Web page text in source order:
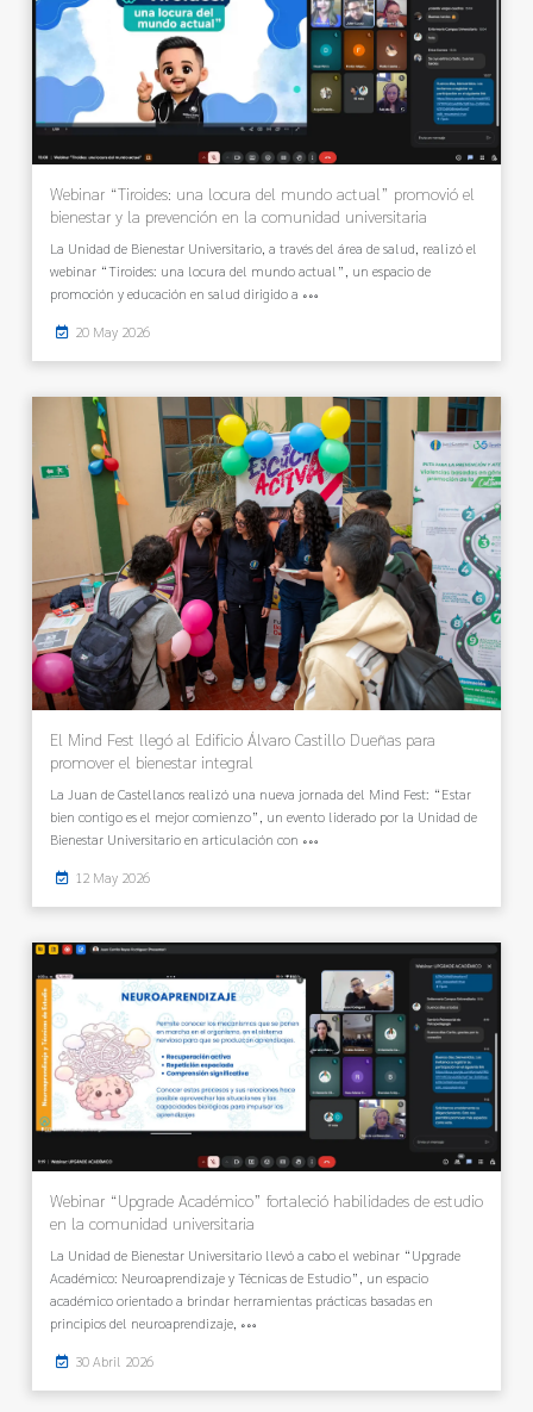
Webinar “Tiroides: una locura del mundo actual” promovió el
bienestar y la prevención en la comunidad universitaria
La Unidad de Bienestar Universitario, a través del área de salud, realizó el
webinar “Tiroides: una locura del mundo actual”, un espacio de
promoción y educación en salud dirigido a
20 May 2026
El Mind Fest llegó al Edificio Álvaro Castillo Dueñas para
promover el bienestar integral
La Juan de Castellanos realizó una nueva jornada del Mind Fest: “Estar
bien contigo es el mejor comienzo”, un evento liderado por la Unidad de
Bienestar Universitario en articulación con
12 May 2026
Webinar “Upgrade Académico” fortaleció habilidades de estudio
en la comunidad universitaria
La Unidad de Bienestar Universitario llevó a cabo el webinar “Upgrade
Académico: Neuroaprendizaje y Técnicas de Estudio”, un espacio
académico orientado a brindar herramientas prácticas basadas en
principios del neuroaprendizaje,
30 Abril 2026